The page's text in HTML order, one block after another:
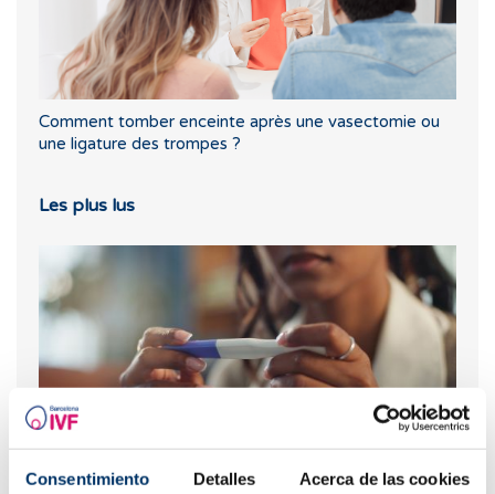
Consentimiento Detalles Acerca de las cookies
Comment tomber enceinte après une vasectomie ou
une ligature des trompes ?
Les plus lus